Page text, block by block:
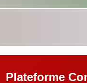
Plateforme